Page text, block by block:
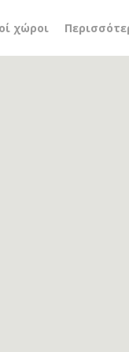
χώροι